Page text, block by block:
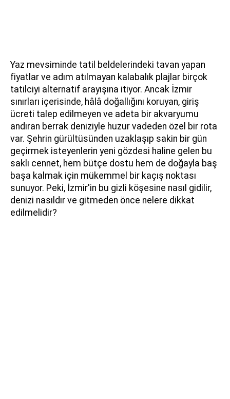
Yaz mevsiminde tatil beldelerindeki tavan yapan
fiyatlar ve adım atılmayan kalabalık plajlar birçok
tatilciyi alternatif arayışına itiyor. Ancak İzmir
sınırları içerisinde, hâlâ doğallığını koruyan, giriş
ücreti talep edilmeyen ve adeta bir akvaryumu
andıran berrak deniziyle huzur vadeden özel bir rota
var. Şehrin gürültüsünden uzaklaşıp sakin bir gün
geçirmek isteyenlerin yeni gözdesi haline gelen bu
saklı cennet, hem bütçe dostu hem de doğayla baş
başa kalmak için mükemmel bir kaçış noktası
sunuyor. Peki, İzmir'in bu gizli köşesine nasıl gidilir,
denizi nasıldır ve gitmeden önce nelere dikkat
edilmelidir?